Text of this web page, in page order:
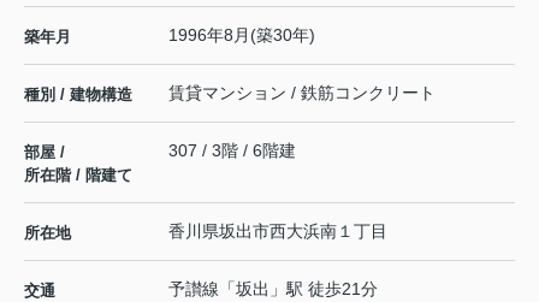
築年月 1996年8月(築30年)
種別 / 建物構造 賃貸マンション / 鉄筋コンクリート
部屋 /
所在階 / 階建て
307 / 3階 / 6階建
所在地 香川県坂出市西大浜南 １丁目
交通 予讃線 「坂出 」駅 徒歩21分